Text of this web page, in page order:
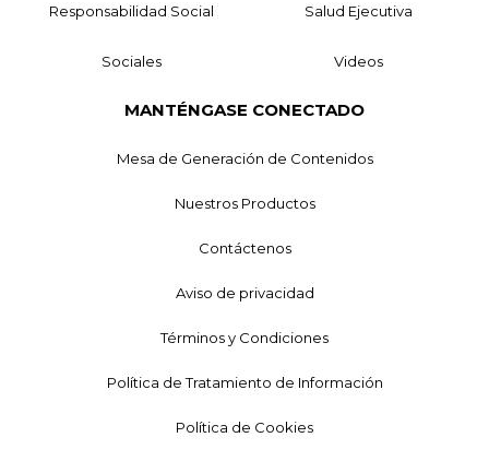
Responsabilidad Social Salud Ejecutiva
Sociales Videos
MANTÉNGASE CONECTADO
Mesa de Generación de Contenidos
Nuestros Productos
Contáctenos
Aviso de privacidad
Términos y Condiciones
Política de Tratamiento de Información
Política de Cookies